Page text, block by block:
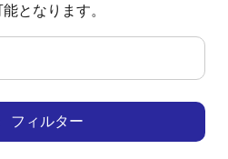
となります。
フィルター